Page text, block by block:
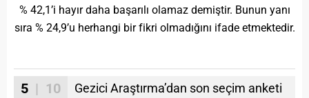
% 42,1’i hayır daha başarılı olamaz demiştir. Bunun yanı
sıra % 24,9’u herhangi bir fikri olmadığını ifade etmektedir.
5 | 10 Gezici Araştırma’dan son seçim anketi